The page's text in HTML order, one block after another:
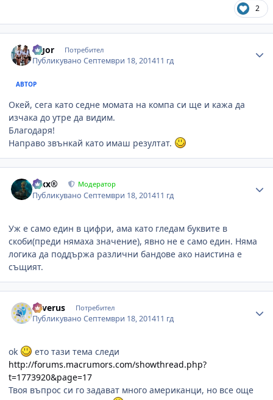
2
algor Потребител
ПубликуваноСептември 18, 201411 гд
АВТОР
Окей, сега като седне момата на компа си ще и кажа да
изчака до утре да видим.
Благодаря!
Направо звънкай като имаш резултат.
Alxx® Модератор
ПубликуваноСептември 18, 201411 гд
Уж е само един в цифри, ама като гледам буквите в
скоби(преди нямаха значение), явно не е само един. Няма
логика да поддържа различни бандове ако наистина е
същият.
Severus Потребител
ПубликуваноСептември 18, 201411 гд
ok
ето тази тема следи
http://forums.macrumors.com/showthread.php?
t=1773920&page=17
Твоя въпрос си го задават много американци, но все още